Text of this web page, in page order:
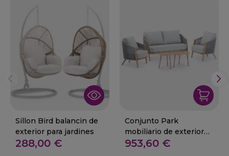
Sillon Bird balancin de
exterior para jardines
288,00 €
Conjunto Park
mobiliario de exterior
en aluminio para terraza
953,60 €